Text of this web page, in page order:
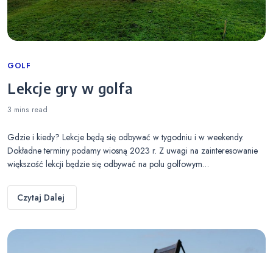
Categories
GOLF
Lekcje gry w golfa
3 mins read
Gdzie i kiedy? Lekcje będą się odbywać w tygodniu i w weekendy.
Dokładne terminy podamy wiosną 2023 r. Z uwagi na zainteresowanie
większość lekcji będzie się odbywać na polu golfowym…
Czytaj Dalej